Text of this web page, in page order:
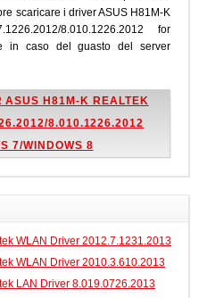
scaricare i driver ASUS H81M-K
8.010.1226.2012 for
in caso del guasto del server
ASUS H81M-K REALTEK
8.010.1226.2012
7/WINDOWS 8
WLAN Driver 2012.7.1231.2013
WLAN Driver 2010.3.610.2013
LAN Driver 8.019.0726.2013